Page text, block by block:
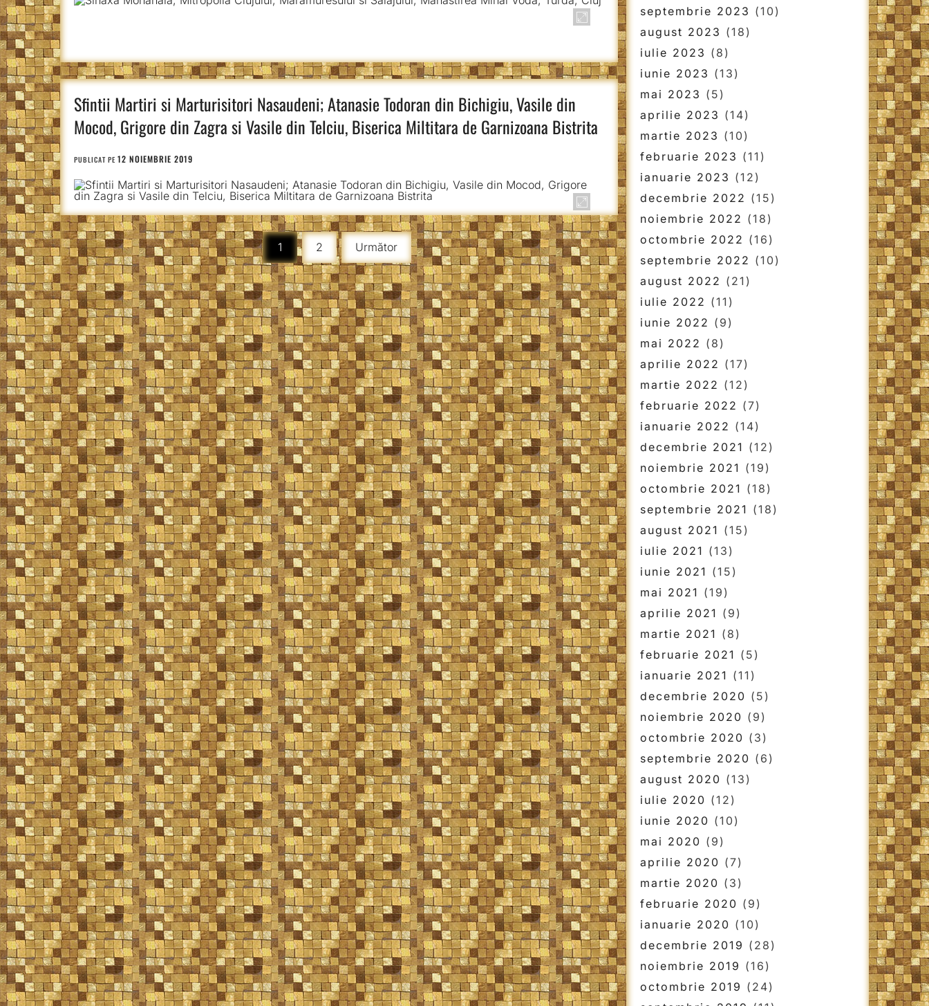
Sfintii Martiri si Marturisitori Nasaudeni; Atanasie Todoran din Bichigiu, Vasile din
Mocod, Grigore din Zagra si Vasile din Telciu, Biserica Miltitara de Garnizoana Bistrita
PUBLICAT PE 12 NOIEMBRIE 2019
Paginație
articole 1 2 Următor
septembrie 2023 (10)
august 2023 (18)
iulie 2023 (8)
iunie 2023 (13)
mai 2023 (5)
aprilie 2023 (14)
martie 2023 (10)
februarie 2023 (11)
ianuarie 2023 (12)
decembrie 2022 (15)
noiembrie 2022 (18)
octombrie 2022 (16)
septembrie 2022 (10)
august 2022 (21)
iulie 2022 (11)
iunie 2022 (9)
mai 2022 (8)
aprilie 2022 (17)
martie 2022 (12)
februarie 2022 (7)
ianuarie 2022 (14)
decembrie 2021 (12)
noiembrie 2021 (19)
octombrie 2021 (18)
septembrie 2021 (18)
august 2021 (15)
iulie 2021 (13)
iunie 2021 (15)
mai 2021 (19)
aprilie 2021 (9)
martie 2021 (8)
februarie 2021 (5)
ianuarie 2021 (11)
decembrie 2020 (5)
noiembrie 2020 (9)
octombrie 2020 (3)
septembrie 2020 (6)
august 2020 (13)
iulie 2020 (12)
iunie 2020 (10)
mai 2020 (9)
aprilie 2020 (7)
martie 2020 (3)
februarie 2020 (9)
ianuarie 2020 (10)
decembrie 2019 (28)
noiembrie 2019 (16)
octombrie 2019 (24)